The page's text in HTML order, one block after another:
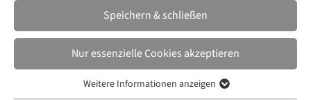
Law, Litigation, and Politics of
Legitimization: On the
Possibilities and Limits of
Palestinian Legal Action in Israel
Speichern & schließen
Nur essenzielle Cookies akzeptieren
Weitere Informationen anzeigen